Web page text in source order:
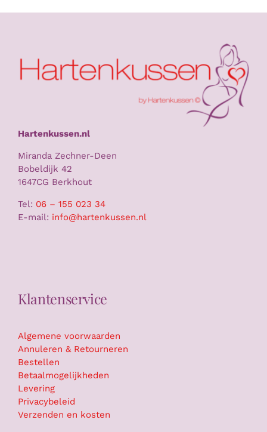
Hartenkussen.nl
Miranda Zechner-Deen
Bobeldijk 42
1647CG Berkhout
Tel: 06 – 155 023 34
E-mail: info@hartenkussen.nl
Klantenservice
Algemene voorwaarden
Annuleren & Retourneren
Bestellen
Betaalmogelijkheden
Levering
Privacybeleid
Verzenden en kosten